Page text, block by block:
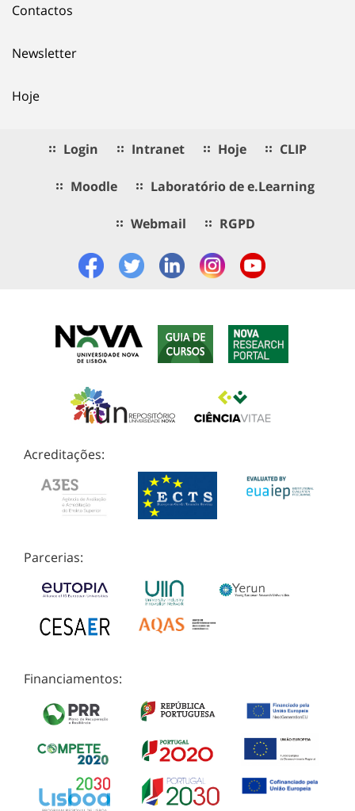
Contactos
Newsletter
Hoje
Login Intranet Hoje CLIP
Moodle Laboratório de e.Learning
Webmail RGPD
Acreditações:
Parcerias:
Financiamentos: